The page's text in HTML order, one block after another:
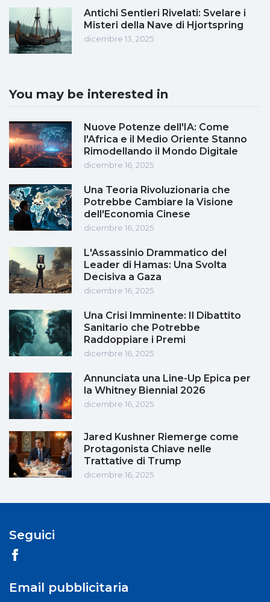
Antichi Sentieri Rivelati: Svelare i
Misteri della Nave di Hjortspring
dicembre 13, 2025
You may be interested in
Nuove Potenze dell'IA: Come
l'Africa e il Medio Oriente Stanno
Rimodellando il Mondo Digitale
dicembre 16, 2025
Una Teoria Rivoluzionaria che
Potrebbe Cambiare la Visione
dell'Economia Cinese
dicembre 16, 2025
L'Assassinio Drammatico del
Leader di Hamas: Una Svolta
Decisiva a Gaza
dicembre 16, 2025
Una Crisi Imminente: Il Dibattito
Sanitario che Potrebbe
Raddoppiare i Premi
dicembre 16, 2025
Annunciata una Line-Up Epica per
la Whitney Biennial 2026
dicembre 16, 2025
Jared Kushner Riemerge come
Protagonista Chiave nelle
Trattative di Trump
dicembre 16, 2025
Seguici
Email pubblicitaria